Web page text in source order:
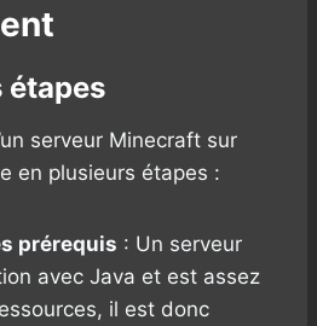
étapes
serveur Minecraft sur
en plusieurs étapes :
prérequis : Un serveur
avec Java et est assez
il est donc